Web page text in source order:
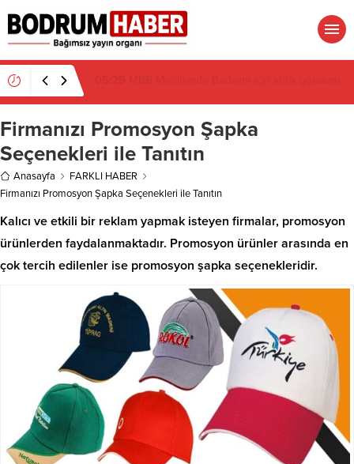
Navigasyon mu Bozuldu?
Firmanızı Promosyon Şapka
Seçenekleri ile Tanıtın
Anasayfa
FARKLI HABER
Firmanızı Promosyon Şapka Seçenekleri ile Tanıtın
Kalıcı ve etkili bir reklam yapmak isteyen firmalar, promosyon
ürünlerden faydalanmaktadır. Promosyon ürünler arasında en
çok tercih edilenler ise promosyon şapka seçenekleridir.